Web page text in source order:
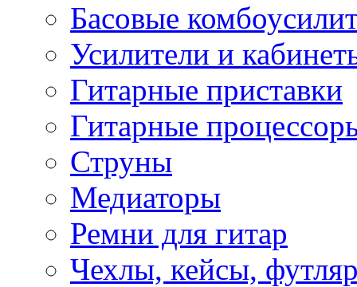
Басовые
Усилители и
Гитарные приставки
Гитарные
Струны
Медиаторы
Ремни для гитар
Чехлы, кейсы,